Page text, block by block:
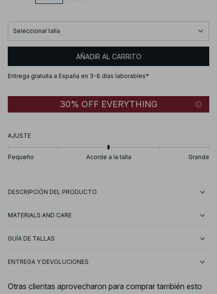
Seleccionar talla
AÑADIR AL CARRITO
Entrega gratuita a España en 3-6 días laborables*
30% OFF EVERYTHING
AJUSTE
Pequeño Acorde a la talla Grande
DESCRIPCIÓN DEL PRODUCTO
MATERIALS AND CARE
GUÍA DE TALLAS
ENTREGA Y DEVOLUCIONES
Otras clientas aprovecharon para comprar también esto